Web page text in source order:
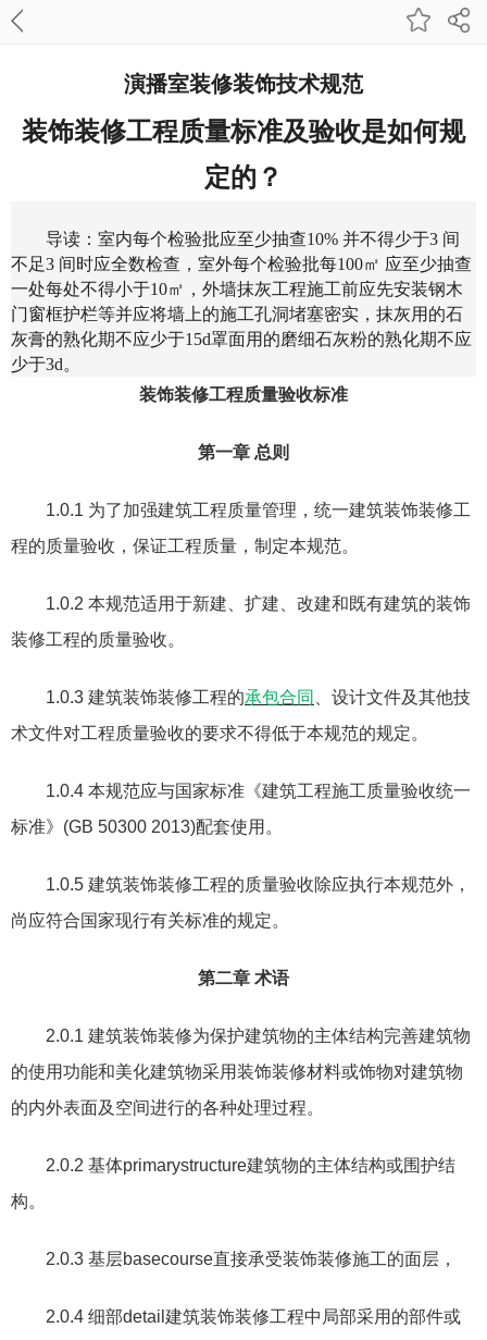
演播室装修装饰技术规范
装饰装修工程质量标准及验收是如何规
定的？
导读：室内每个检验批应至少抽查10% 并不得少于3 间
不足3 间时应全数检查，室外每个检验批每100㎡ 应至少抽查
一处每处不得小于10㎡，外墙抹灰工程施工前应先安装钢木
门窗框护栏等并应将墙上的施工孔洞堵塞密实，抹灰用的石
灰膏的熟化期不应少于15d罩面用的磨细石灰粉的熟化期不应
少于3d。
装饰装修工程质量验收标准
第一章 总则
1.0.1 为了加强建筑工程质量管理，统一建筑装饰装修工
程的质量验收，保证工程质量，制定本规范。
1.0.2 本规范适用于新建、扩建、改建和既有建筑的装饰
装修工程的质量验收。
1.0.3 建筑装饰装修工程的承包合同
、设计文件及其他技
术文件对工程质量验收的要求不得低于本规范的规定。
1.0.4 本规范应与国家标准《建筑工程施工质量验收统一
标准》 (GB 50300 2013)配套使用。
1.0.5 建筑装饰装修工程的质量验收除应执行本规范外，
尚应符合国家现行有关标准的规定。
第二章 术语
2.0.1 建筑装饰装修为保护建筑物的主体结构完善建筑物
的使用功能和美化建筑物采用装饰装修材料或饰物对建筑物
的内外表面及空间进行的各种处理过程。
2.0.2 基体primarystructure建筑物的主体结构或围护结
构。
2.0.3 基层basecourse直接承受装饰装修施工的面层，
2.0.4 细部detail 建筑装饰装修工程中局部采用的部件或